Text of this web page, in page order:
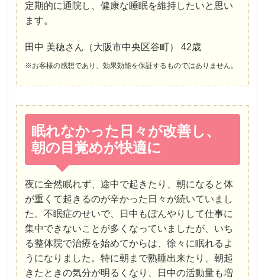
定期的に通院し、健康な睡眠を維持したいと思い
ます。
田中 美穂さん（大阪市中央区谷町） 42歳
※お客様の感想であり、効果効能を保証するものではありません。
眠れなかった日々が改善し、
朝の目覚めが快適に
夜に全然眠れず、途中で起きたり、朝になると体
が重くて起きるのが辛かった日々が続いていまし
た。不眠症のせいで、日中もぼんやりして仕事に
集中できないことが多くなっていましたが、いち
る整体院で治療を始めてからは、徐々に眠れるよ
うになりました。特に朝まで熟睡出来たり、朝起
きたときの気分が明るくなり、日中の活動量も増